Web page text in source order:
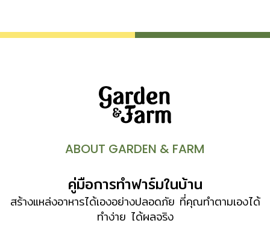
และเกือบทุกชนิดเขียวสดตลอดปี บางชนิดเปลี่ยนสีในหน้าหนาว มี
20 ปี ช่อดอกมีลักษณะเป็นเกล็ดเรียงซ้อนกันเป็นรูปไข่ รูปรีหรือ
ค่อนข้างกลม เมล็ดอยู่ในซอกเกล็ดแต่ละอัน ช่อดอกเพศผู้กับเพศ
เมียอยู่แยกกัน แต่อาจอยู่บนต้นเดียวกันหรือแยกต้น เนื้อไม้สนมี
ABOUT GARDEN & FARM
คู่มือการทำฟาร์มในบ้าน
สร้างแหล่งอาหารได้เองอย่างปลอดภัย ที่คุณทำตามเองได้
ทำง่าย ได้ผลจริง